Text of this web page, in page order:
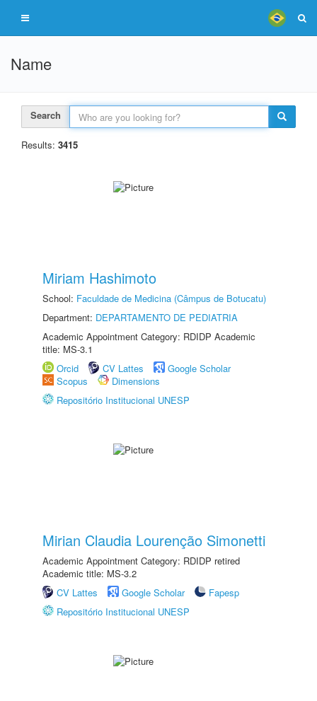
Name
Search
Results: 3415
Miriam Hashimoto
School: Faculdade de Medicina (Câmpus de Botucatu)
Department: DEPARTAMENTO DE PEDIATRIA
Academic Appointment Category: RDIDP Academic
title: MS-3.1
Orcid
CV Lattes
Google Scholar
Scopus
Dimensions
Repositório Institucional UNESP
Mirian Claudia Lourenção Simonetti
Academic Appointment Category: RDIDP retired
Academic title: MS-3.2
CV Lattes
Google Scholar
Fapesp
Repositório Institucional UNESP